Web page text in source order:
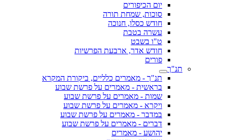
יום הכיפורים
סוכות, שמחת תורה
חודש כסלו, חנוכה
עשרה בטבת
ט"ו בשבט
חודש אדר, ארבעת הפרשיות
פורים
תנ"ך
תנ"ך - מאמרים כלליים, ביקורת המקרא
בראשית - מאמרים על פרשת שבוע
שמות - מאמרים על פרשת שבוע
ויקרא - מאמרים על פרשת שבוע
במדבר - מאמרים על פרשת שבוע
דברים - מאמרים על פרשת שבוע
יהושע - מאמרים